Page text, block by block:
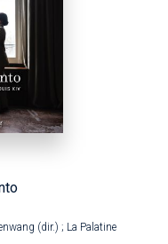
(dir.) ; La Palatine